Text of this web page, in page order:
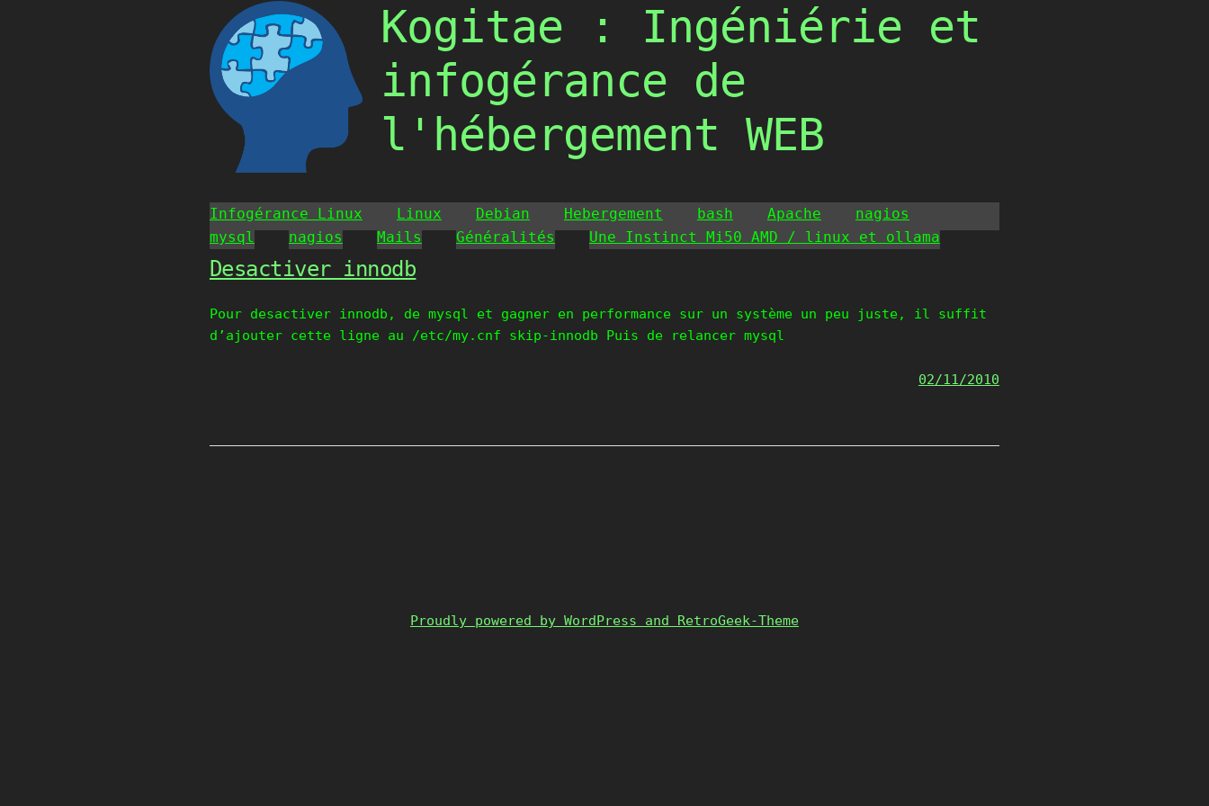
Skip
to
content
Kogitae : Ingéniérie et
infogérance de
l'hébergement WEB
Infogérance Linux Linux Debian Hebergement bash Apache
nagios
mysql
nagios Mails Généralités Une Instinct Mi50 AMD / linux et ollama
Desactiver innodb
Pour desactiver innodb, de mysql et gagner en performance sur un système un peu juste, il suffit
d’ajouter cette ligne au /etc/my.cnf skip-innodb Puis de relancer mysql
02/11/2010
Proudly powered by WordPress and RetroGeek-Theme